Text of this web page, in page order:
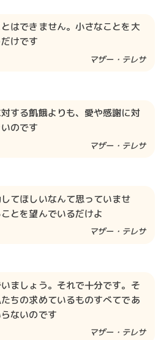
はできません。小さなことを大
けです
マザー・テレサ
する飢餓よりも、愛や感謝に対
のです
マザー・テレサ
てほしいなんて思っていませ
とを望んでいるだけよ
マザー・テレサ
ましょう。それで十分です。そ
ちの求めているものすべてであ
ないのです
マザー・テレサ